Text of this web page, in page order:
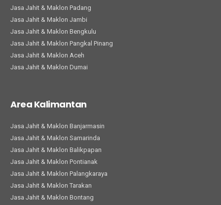
Jasa Jahit & Maklon Padang
Jasa Jahit & Maklon Jambi
Jasa Jahit & Maklon Bengkulu
Jasa Jahit & Maklon Pangkal Pinang
Jasa Jahit & Maklon Aceh
Jasa Jahit & Maklon Dumai
Area Kalimantan
Jasa Jahit & Maklon Banjarmasin
Jasa Jahit & Maklon Samarinda
Jasa Jahit & Maklon Balikpapan
Jasa Jahit & Maklon Pontianak
Jasa Jahit & Maklon Palangkaraya
Jasa Jahit & Maklon Tarakan
Jasa Jahit & Maklon Bontang